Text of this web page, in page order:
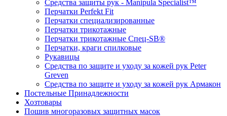
Средства защиты рук - Manipula Specialist™
Перчатки Perfekt Fit
Перчатки специализированные
Перчатки трикотажные
Перчатки трикотажные Спец-SB®
Перчатки, краги спилковые
Рукавицы
Средства по защите и уходу за кожей рук Peter
Greven
Средства по защите и уходу за кожей рук Армакон
Постельные Принадлежности
Хозтовары
Пошив многоразовых защитных масок